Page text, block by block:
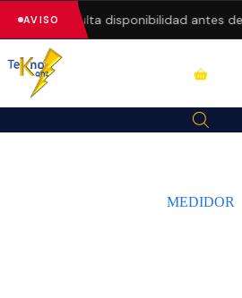
AVISOConsulta disponibilidad antes
MEDIDOR